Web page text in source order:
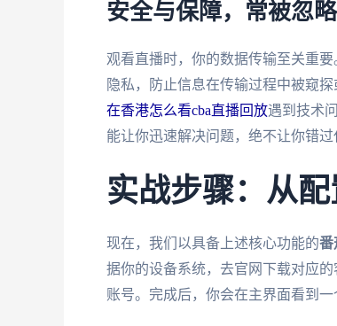
安全与保障，常被忽
观看直播时，你的数据传输至关重
隐私，防止信息在传输过程中被窥
在香港怎么看cba直播回放遇到技术
能让你迅速解决问题，绝不让你错过
实战步骤：从
现在，我们以具备上述核心功能的番
据你的设备系统，去官网下载对应
账号。完成后，你会在主界面看到一